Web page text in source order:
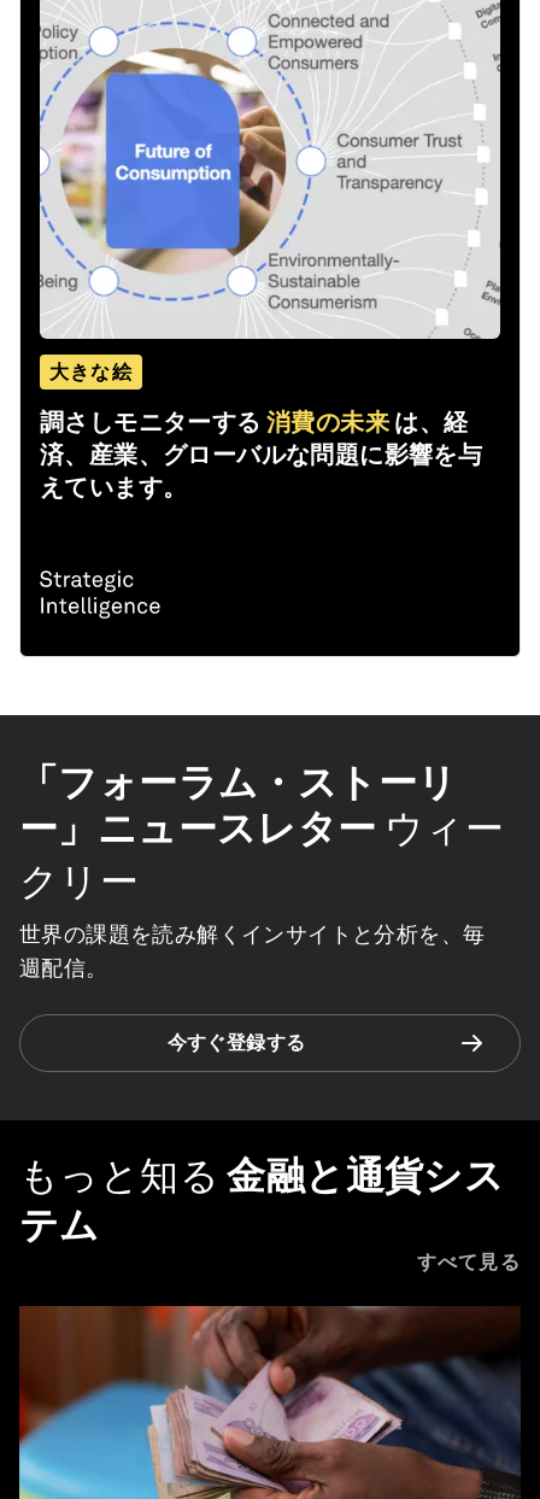
大きな絵
調さしモニターする 消費の未来 は、経
済、産業、グローバルな問題に影響を与
えています。
「フォーラム・ストーリ
ー」ニュースレター ウィー
クリー
世界の課題を読み解くインサイトと分析を、毎
週配信。
今すぐ登録する
もっと知る 金融と通貨シス
テム
すべて見る